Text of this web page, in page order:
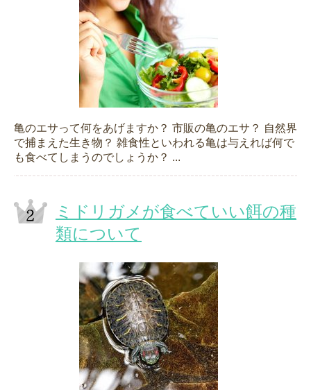
亀のエサって何をあげますか？ 市販の亀のエサ？ 自然界
で捕まえた生き物？ 雑食性といわれる亀は与えれば何で
も食べてしまうのでしょうか？ ...
ミドリガメが食べていい餌の種
類について